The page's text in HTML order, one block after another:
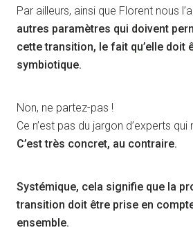
Par ailleurs, ainsi que Florent nous
autres paramètres qui doivent
cette transition, le fait qu’elle doit
symbiotique.
Non, ne partez-pas !
Ce n’est pas du jargon d’experts qui
C’est très concret, au contraire.
Systémique, cela signifie que la
transition doit être prise en
ensemble.